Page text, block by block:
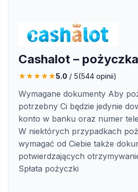
Cashalot –
★★★★★5.0 / 5(544 opinii)
Wymagane dokumenty Aby
potrzebny Ci będzie jedynie
konto w banku oraz numer
W niektórych przypadkach
wymagać od Ciebie także
potwierdzających
Spłata pożyczki